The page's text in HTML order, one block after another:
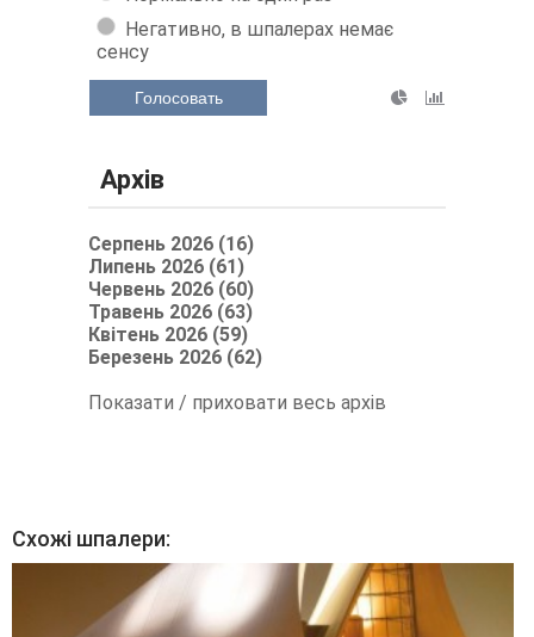
Негативно, в шпалерах немає
сенсу
Голосовать
Архів
Серпень 2026 (16)
Липень 2026 (61)
Червень 2026 (60)
Травень 2026 (63)
Квітень 2026 (59)
Березень 2026 (62)
Показати / приховати весь архів
Схожі шпалери: